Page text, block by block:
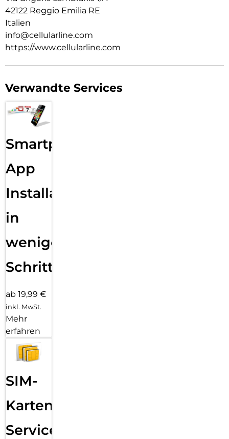
42122 Reggio Emilia RE
Italien
info@cellularline.com
https://www.cellularline.com
Verwandte Services
Smartphone
App
Installation
in
wenigen
Schritten
ab 19,99 €
inkl. MwSt.
Mehr
erfahren
SIM-
Karten
Service: